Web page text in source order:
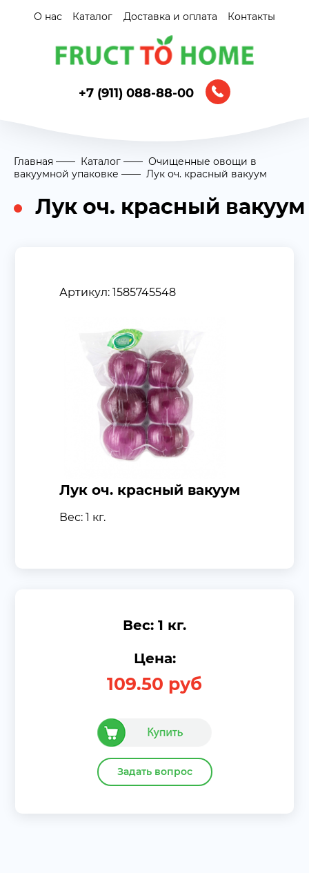
О нас Каталог Доставка и оплата Контакты
+7 (911) 088-88-00
Главная Каталог
Очищенные овощи в
вакуумной упаковке
Лук оч. красный вакуум
Лук оч. красный вакуум
Артикул: 1585745548
Лук оч. красный вакуум
Вес: 1 кг.
Вес: 1 кг.
Цена:
109.50 руб
Задать вопрос